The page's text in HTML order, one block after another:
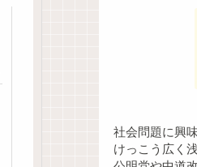
社会問題に興
けっこう広く